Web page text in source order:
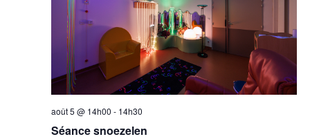
Séance snoezelen
août 5 @ 14h00 - 14h30